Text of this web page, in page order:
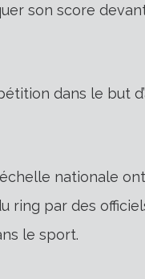
son score
dans le but
nationale
ring par des
le sport.